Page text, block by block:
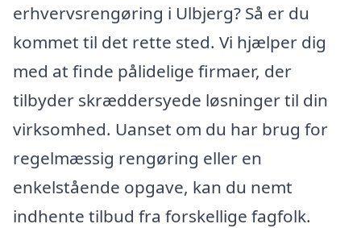
erhvervsrengøring i Ulbjerg? Så er du
kommet til det rette sted. Vi hjælper dig
med at finde pålidelige firmaer, der
tilbyder skræddersyede løsninger til din
virksomhed. Uanset om du har brug for
regelmæssig rengøring eller en
enkelstående opgave, kan du nemt
indhente tilbud fra forskellige fagfolk.